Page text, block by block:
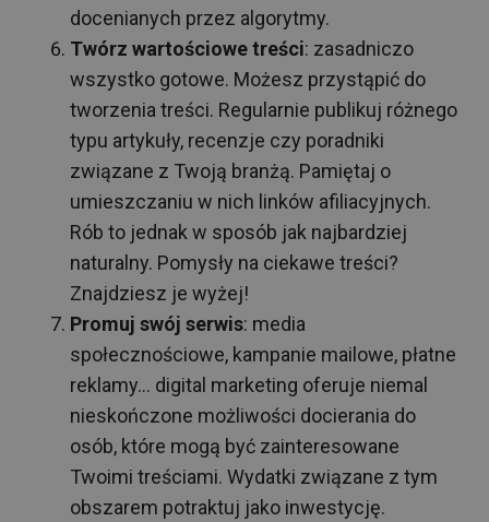
docenianych przez algorytmy.
Twórz wartościowetreści: zasadniczo
wszystko gotowe. Możesz przystąpić do
tworzenia treści. Regularnie publikuj różnego
typu artykuły, recenzje czy poradniki
związane z Twoją branżą. Pamiętaj o
umieszczaniu w nich linków afiliacyjnych.
Rób to jednak w sposób jak najbardziej
naturalny. Pomysły na ciekawe treści?
Znajdziesz je wyżej!
Promuj swój serwis: media
społecznościowe, kampanie mailowe, płatne
reklamy… digital marketing oferuje niemal
nieskończone możliwości docierania do
osób, które mogą być zainteresowane
Twoimi treściami. Wydatki związane z tym
obszarem potraktuj jako inwestycję.